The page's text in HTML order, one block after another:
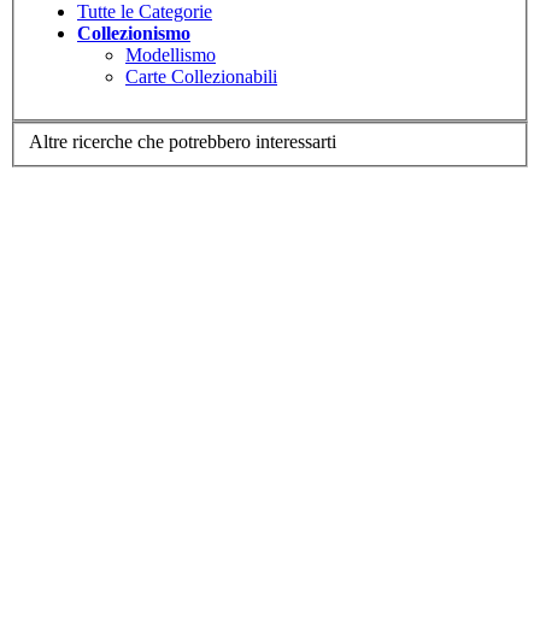
Tutte le Categorie
Collezionismo
Modellismo
Carte Collezionabili
Altre ricerche che potrebbero interessarti